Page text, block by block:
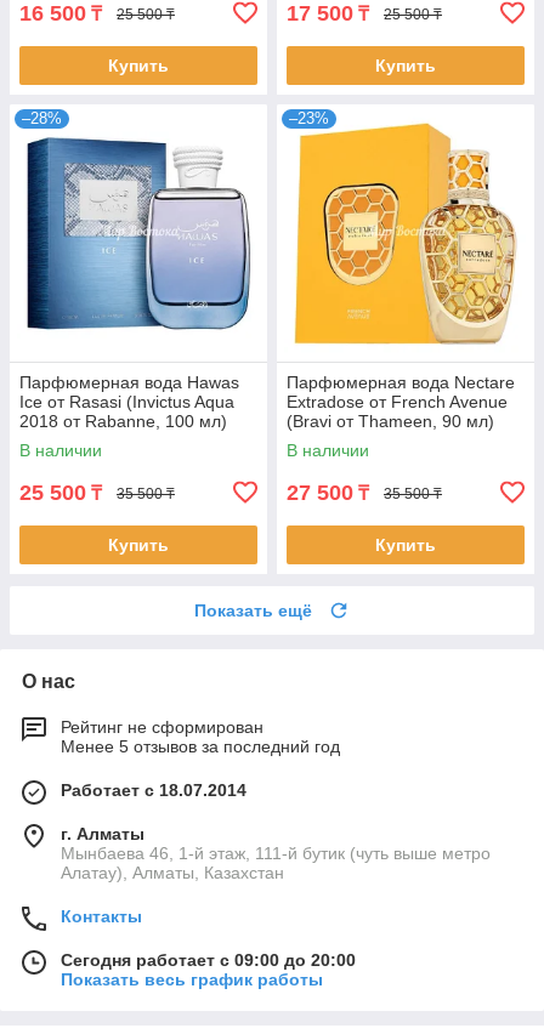
16 500 ₸ 25 500 ₸
Купить
17 500 ₸ 25 500 ₸
Купить
–28%
Парфюмерная вода Hawas
Ice от Rasasi (Invictus Aqua
2018 от Rabanne, 100 мл)
В наличии
25 500 ₸ 35 500 ₸
Купить
–23%
Парфюмерная вода Nectare
Extradose от French Avenue
(Bravi от Thameen, 90 мл)
В наличии
27 500 ₸ 35 500 ₸
Купить
Показать ещё
О нас
Рейтинг не сформирован
Менее 5 отзывов за последний год
Работает с 18.07.2014
г. Алматы
Мынбаева 46, 1-й этаж, 111-й бутик (чуть выше метро
Алатау), Алматы, Казахстан
Контакты
Сегодня работает с 09:00 до 20:00
Показать весь график работы